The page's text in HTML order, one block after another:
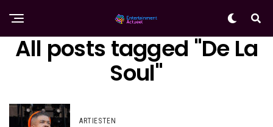
All posts tagged "De La
Soul"
ARTIESTEN